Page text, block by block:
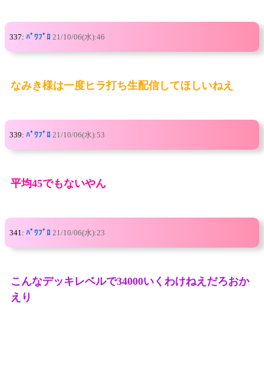
337: ﾊﾟﾜﾌﾟﾛ 21/10/06(水):46
なみき様は一度ヒラ打ち生配信してほしいねえ
339: ﾊﾟﾜﾌﾟﾛ 21/10/06(水):53
平均45でもないやん
341: ﾊﾟﾜﾌﾟﾛ 21/10/06(水):23
こんなデッキレベルで34000いくわけねえだろおか
えり